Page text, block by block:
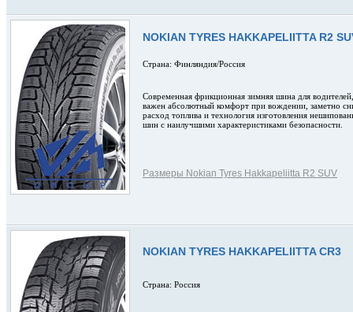
NOKIAN TYRES HAKKAPELIITTA R2
Страна: Финляндия/Россия
Современная фрикционная зимняя шина для
важен абсолютный комфорт при вождении, заметно
расход топлива и технология изготовления
шин с наилучшими характеристиками безопасности.
Размеры Nokian Tyres Hakkapeliitta R2 SUV
NOKIAN TYRES HAKKAPELIITTA CR3
Страна: Россия